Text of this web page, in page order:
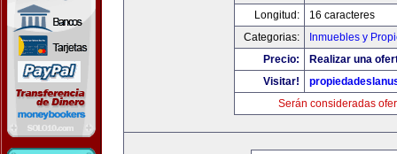
Longitud:
16 caracteres
Categorias:
Inmuebles y
Precio:
Realizar una
Visitar!
Serán consideradas